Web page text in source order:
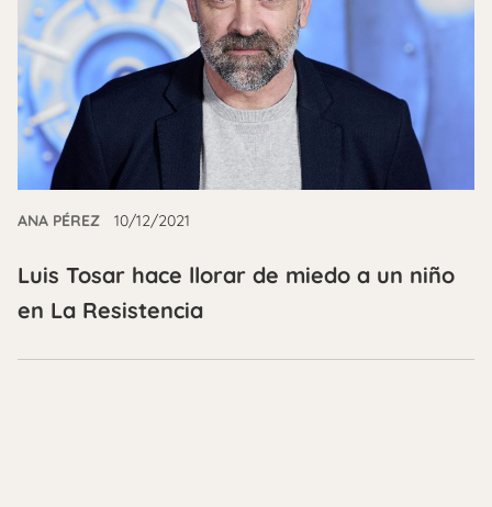
ANA PÉREZ 10/12/2021
Luis Tosar hace llorar de miedo a un niño
en La Resistencia